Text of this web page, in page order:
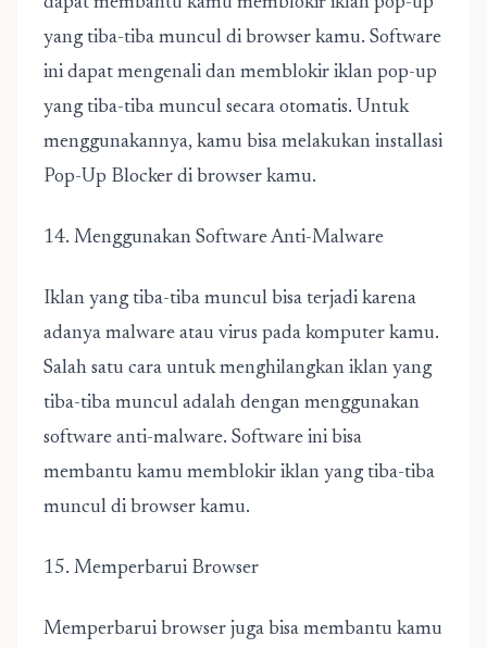
yang tiba-tiba muncul di browser kamu. Software
ini dapat mengenali dan memblokir iklan pop-up
yang tiba-tiba muncul secara otomatis. Untuk
menggunakannya, kamu bisa melakukan installasi
Pop-Up Blocker di browser kamu.
14. Menggunakan Software Anti-Malware
Iklan yang tiba-tiba muncul bisa terjadi karena
adanya malware atau virus pada komputer kamu.
Salah satu cara untuk menghilangkan iklan yang
tiba-tiba muncul adalah dengan menggunakan
software anti-malware. Software ini bisa
membantu kamu memblokir iklan yang tiba-tiba
muncul di browser kamu.
15. Memperbarui Browser
Memperbarui browser juga bisa membantu kamu